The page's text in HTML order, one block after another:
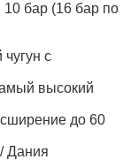
10 бар (16 бар по
с
высокий
до 60
Дания